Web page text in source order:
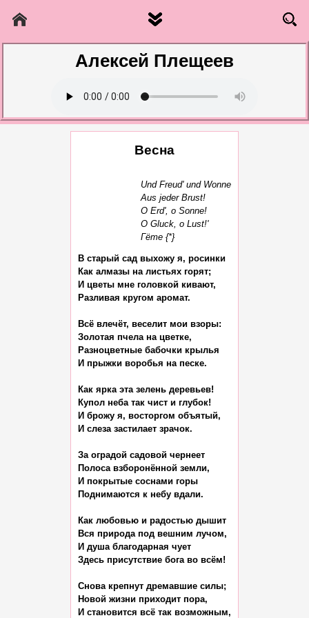
Алексей Плещеев
Весна
Und Freud' und Wonne
Aus jeder Brust!
О Erd', о Sonne!
О Gluck, о Lust!'
В старый сад выхожу я, росинки
Как алмазы на листьях горят;
И цветы мне головкой кивают,
Разливая кругом аромат.
Всё влечёт, веселит мои взоры:
Золотая пчела на цветке,
Разноцветные бабочки крылья
И прыжки воробья на песке.
Как ярка эта зелень деревьев!
Купол неба так чист и глубок!
И брожу я, восторгом объятый,
И слеза застилает зрачок.
За оградой садовой чернеет
Полоса взборонённой земли,
И покрытые соснами горы
Поднимаются к небу вдали.
Как любовью и радостью дышит
Вся природа под вешним лучом,
И душа благодарная чует
Здесь присутствие бога во всём!
Снова крепнут дремавшие силы;
Новой жизни приходит пора,
И становится всё так возможным,